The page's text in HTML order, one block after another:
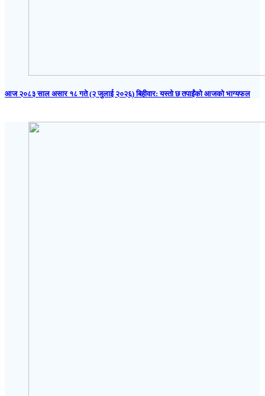
आज २०८३ साल असार १८ गते (२ जुलाई २०२६) बिहीवार: यस्तो छ तपाईंको आजको भाग्यफल